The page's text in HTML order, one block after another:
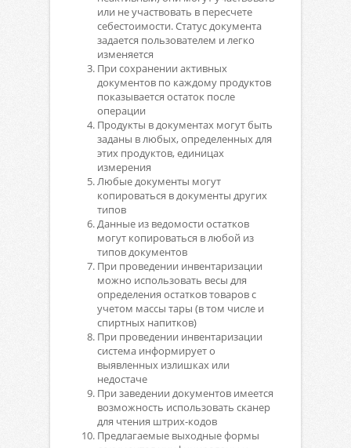
или не участвовать в пересчете
себестоимости. Статус документа
задается пользователем и легко
изменяется
При сохранении активных
документов по каждому продуктов
показывается остаток после
операции
Продукты в документах могут быть
заданы в любых, определенных для
этих продуктов, единицах
измерения
Любые документы могут
копироваться в документы других
типов
Данные из ведомости остатков
могут копироваться в любой из
типов документов
При проведении инвентаризации
можно использовать весы для
определения остатков товаров с
учетом массы тары (в том числе и
спиртных напитков)
При проведении инвентаризации
система информирует о
выявленных излишках или
недостаче
При заведении документов имеется
возможность использовать сканер
для чтения штрих-кодов
Предлагаемые выходные формы